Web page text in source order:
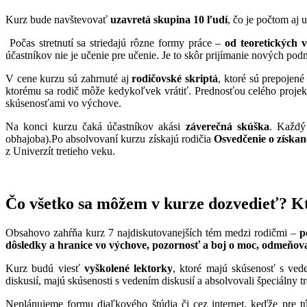
Kurz bude navštevovať uzavretá skupina 10 ľudí, čo je počtom aj
Počas stretnutí sa striedajú rôzne formy práce –od teoretických
účastníkov nie je učenie pre učenie. Je to skôr prijímanie nových
V cene kurzu sú zahrnuté ajrodičovské skriptá, ktoré sú
ktorému sa rodič môže kedykoľvek vrátiť. Prednosťou celého
skúsenosťami vo výchove.
Na konci kurzu čaká účastníkov akási záverečná skúška.
obhajoba).Po absolvovaní kurzu získajú rodičia Osvedčenie o
z Univerzít tretieho veku.
Čo všetko sa môžem v kurze dozvedieť?
Obsahovo zahŕňa kurz 7 najdiskutovanejších tém medzi rodičmi –
dôsledky a hranice vo výchove, pozornosť a boj o moc,
Kurz budú viesť vyškolené lektorky, ktoré majú skúsenosť s
diskusií, majú skúsenosti s vedením diskusií a absolvovali špeciálny
Neplánujeme formu diaľkového štúdia či cez internet, keďže pre